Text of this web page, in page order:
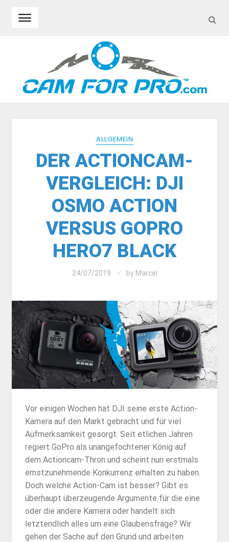
ALLGEMEIN
DER ACTIONCAM-
VERGLEICH: DJI
OSMO ACTION
VERSUS GOPRO
HERO7 BLACK
24/07/2019 by Marcel
Vor einigen Wochen hat DJI seine erste Action-
Kamera auf den Markt gebracht und für viel
Aufmerksamkeit gesorgt. Seit etlichen Jahren
regiert GoPro als unangefochtener König auf
dem Actioncam-Thron und scheint nun erstmals
ernstzunehmende Konkurrenz erhalten zu haben.
Doch welche Action-Cam ist besser? Gibt es
überhaupt überzeugende Argumente für die eine
oder die andere Kamera oder handelt sich
letztendlich alles um eine Glaubensfrage? Wir
gehen der Sache auf den Grund und arbeiten